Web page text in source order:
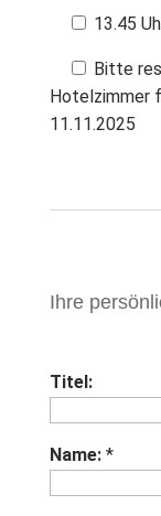
13.45
Bitte
Hotelzimmer
11.11.2025
Ihre
Titel:
Name:*